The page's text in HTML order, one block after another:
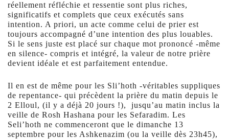
réellement réfléchie et ressentie sont plus riches,
significatifs et complets que ceux exécutés sans
intention. A priori, un acte comme celui de prier est
toujours accompagné d’une intention des plus louables.
Si le sens juste est placé sur chaque mot prononcé -même
en silence- compris et intégré, la valeur de notre prière
devient idéale et est parfaitement entendue.
Il en est de même pour les Sli’hoth -véritables suppliques
de repentance- qui précèdent la prière du matin depuis le
2 Elloul, (il y a déjà 20 jours !), jusqu’au matin inclus la
veille de Rosh Hashana pour les Sefaradim. Les
Seli’hoth ne commenceront que le dimanche 13
septembre pour les Ashkenazim (ou la veille dès 23h45),